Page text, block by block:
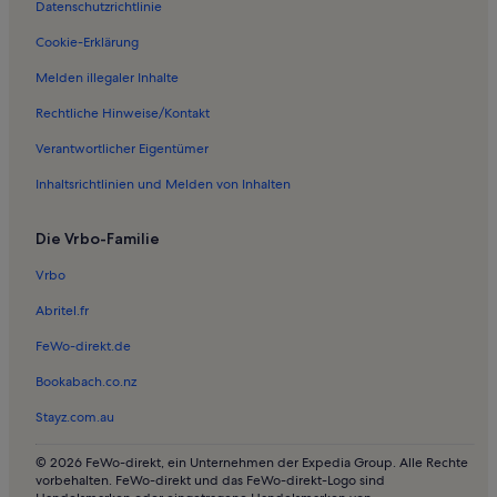
Ferienwohnungen in Knieper Nord
Ferienwohnungen in Kramerhof
Ferienwohnungen in Am Umspannwerk
Ferienwohnungen in Rathaus
Ferienwohnungen in St.-Nikolai-Kirche
Ferienwohnungen in Tribseer Siedlung
Ferienwohnungen in Klein Kedingshagen
Ferienwohnungen in Stralsunder Theater
Ferienwohnungen in Voigdehagen
Ferienwohnungen in HanseDom Stralsund
Ferienunterkünfte nahe Bahnhof Altefähr
Ferienwohnungen in Franken Siedlung
Ferienwohnungen in Frankenvorstadt
Ferienwohnungen in Kulturhistorisches Museum
Datenschutzrichtlinie
Cookie-Erklärung
Melden illegaler Inhalte
Rechtliche Hinweise/Kontakt
Verantwortlicher Eigentümer
Inhaltsrichtlinien und Melden von Inhalten
Die Vrbo-Familie
Vrbo
Abritel.fr
FeWo-direkt.de
Bookabach.co.nz
Stayz.com.au
© 2026 FeWo-direkt, ein Unternehmen der Expedia Group. Alle Rechte
vorbehalten. FeWo-direkt und das FeWo-direkt-Logo sind